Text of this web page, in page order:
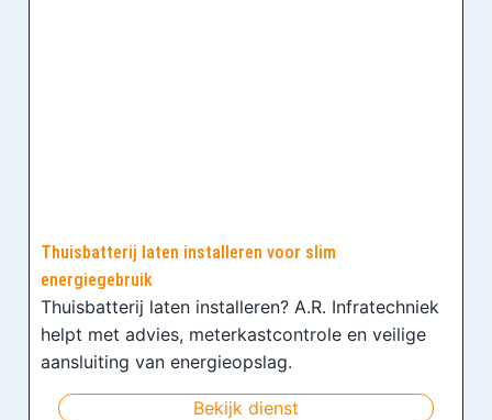
Thuisbatterij laten installeren voor slim
energiegebruik
Thuisbatterij laten installeren? A.R. Infratechniek
helpt met advies, meterkastcontrole en veilige
aansluiting van energieopslag.
Bekijk dienst